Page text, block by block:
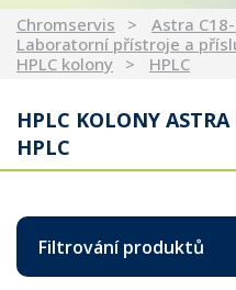
Chromservis
Astra C18-
Laboratorní přístroje a
HPLC kolony
HPLC
HPLC KOLONY
HPLC
Filtrování produktů